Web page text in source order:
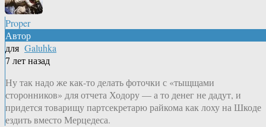
Proper
Автор
для Galuhka
7 лет назад
Ну так надо же как-то делать фоточки с «тыщщами
сторонников» для отчета Ходору — а то денег не дадут, и
придется товарищу партсекретарю райкома как лоху на Шкоде
ездить вместо Мерцедеса.